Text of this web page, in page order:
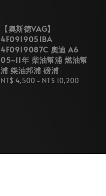
【奧斯德VAG】
4F0919051BA
4F0919087C 奧迪 A6
05~11年 柴油幫浦 燃油幫
浦 柴油邦浦 磅浦
Regular
NT$ 4,500 - NT$ 10,200